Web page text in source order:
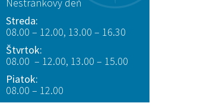
Streda:
08.00 – 12.00, 13.00 – 16.30
Štvrtok:
08.00 – 12.00, 13.00 – 15.00
Piatok:
08.00 – 12.00